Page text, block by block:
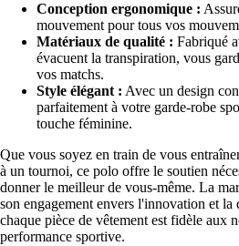
Conception ergonomique :
mouvement pour tous vos
Matériaux de qualité : Fabriqué
évacuent la transpiration, vous
vos matchs.
Style élégant : Avec un design
parfaitement à votre garde-robe
touche féminine.
Que vous soyez en train de vous
à un tournoi, ce polo offre le soutien
donner le meilleur de vous-même. La
son engagement envers l'innovation et la
chaque pièce de vêtement est fidèle aux
performance sportive.